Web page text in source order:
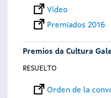
Vídeo
Premiados 2016
Premios da Cultura
RESUELTO
Orden de la